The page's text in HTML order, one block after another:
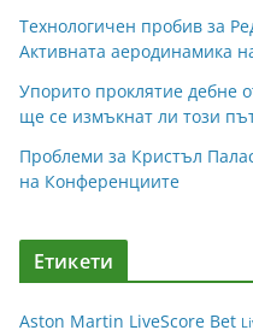
Технологичен пробив за
Активната аеродинамика
Упорито проклятие дебне
ще се измъкнат ли този
Проблеми за Кристъл
на Конференциите
Етикети
Aston Martin LiveScore Bet